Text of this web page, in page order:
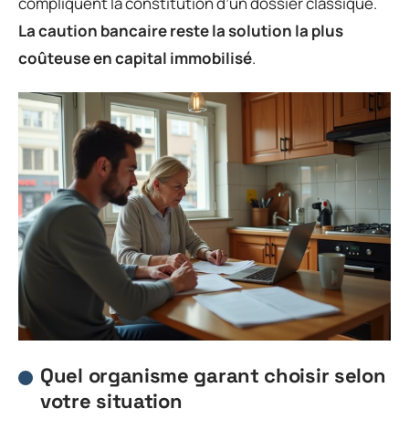
La caution bancaire reste la solution la plus
coûteuse en capital immobilisé.
Quel organisme garant choisir selon
votre situation